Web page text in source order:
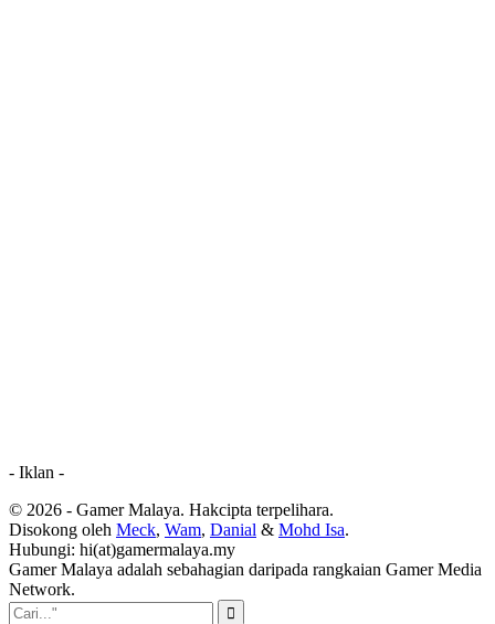
- Iklan -
© 2026 - Gamer Malaya. Hakcipta terpelihara.
Disokong oleh Meck, Wam, Danial & Mohd Isa.
Hubungi: hi(at)gamermalaya.my
Gamer Malaya adalah sebahagian daripada rangkaian Gamer Media
Network.